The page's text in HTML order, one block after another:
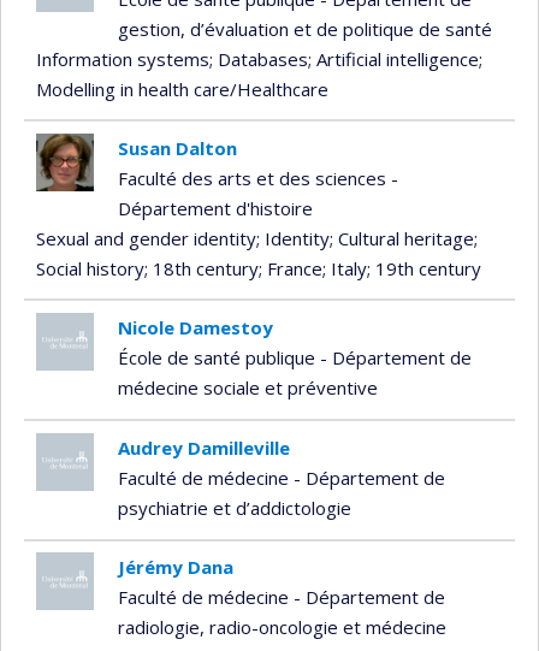
gestion, d’évaluation et de politique de santé
Information systems; Databases; Artificial intelligence;
Modelling in health care/Healthcare
Susan Dalton
Faculté des arts et des sciences -
Département d'histoire
Sexual and gender identity; Identity; Cultural heritage;
Social history; 18th century; France; Italy; 19th century
Nicole Damestoy
École de santé publique - Département de
médecine sociale et préventive
Audrey Damilleville
Faculté de médecine - Département de
psychiatrie et d’addictologie
Jérémy Dana
Faculté de médecine - Département de
radiologie, radio-oncologie et médecine